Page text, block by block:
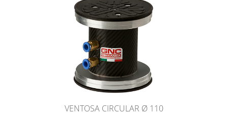
VENTOSA CIRCULAR Ø 110